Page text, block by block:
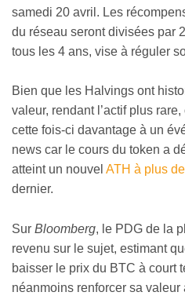
samedi 20 avril. Les
du réseau seront divisées par
tous les 4 ans, vise à réguler
Bien que les Halvings ont
valeur, rendant l’actif plus
cette fois-ci davantage à un
news car le cours du token a
atteint un nouvel ATH à plus
dernier.
Sur Bloomberg, le PDG de la
revenu sur le sujet, estimant
baisser le prix du BTC à court
néanmoins renforcer sa valeur